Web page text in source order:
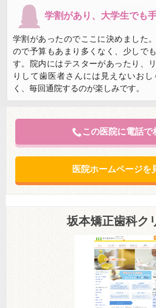
学割があり、大学生でも
学割があったのでここに決めました
ので予算もあまり多くなく、少しで
す。院内にはテスターがあったり、
りして歯医者さんには見えないお
く、毎回通院するのが楽しみです。
この医院に電話で
医院ホームページを
坂本矯正歯科ク